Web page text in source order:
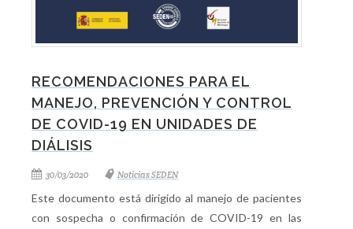
RECOMENDACIONES PARA EL
MANEJO, PREVENCIÓN Y CONTROL
DE COVID-19 EN UNIDADES DE
DIÁLISIS
30/03/2020 Noticias SEDEN
Este documento está dirigido al manejo de pacientes
con sospecha o confirmación de COVID-19 en las